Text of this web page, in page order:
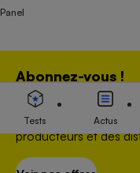
Abonnez-vous !
Bénéficiez d'une
une association 100
producteurs et des
Panel
Association indépendante de
distributeurs depuis 1951.
Tests Actus